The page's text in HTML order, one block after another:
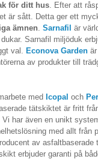
för ditt hus. Efter att
är sått. Detta ger ett
ämnen. Sarnafil är
Sarnafil miljöduk
val. Econova Garden
av produkter till
med Icopal och
tätskiktet är fritt
har även en unikt
med allt från
av
erbjuder garanti på